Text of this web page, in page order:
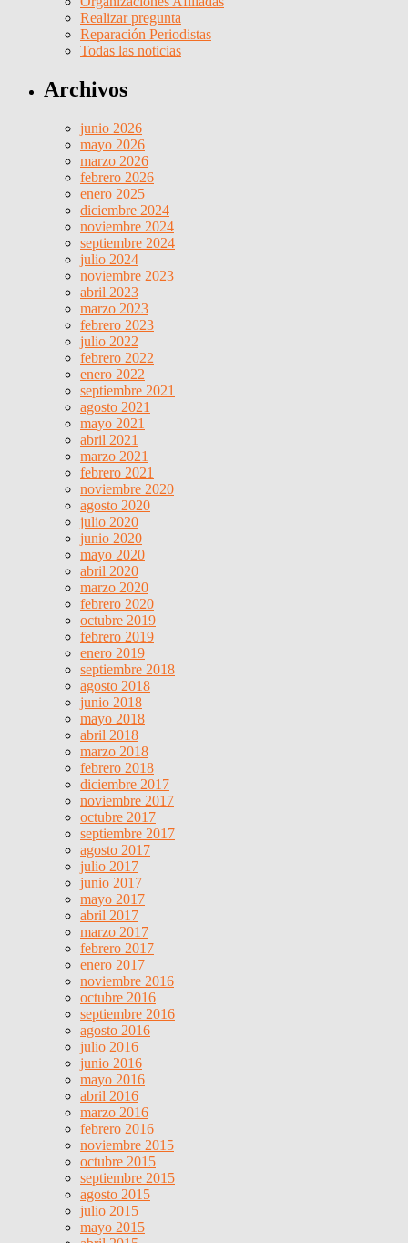
Realizar pregunta
Reparación Periodistas
Todas las noticias
Archivos
junio 2026
mayo 2026
marzo 2026
febrero 2026
enero 2025
diciembre 2024
noviembre 2024
septiembre 2024
julio 2024
noviembre 2023
abril 2023
marzo 2023
febrero 2023
julio 2022
febrero 2022
enero 2022
septiembre 2021
agosto 2021
mayo 2021
abril 2021
marzo 2021
febrero 2021
noviembre 2020
agosto 2020
julio 2020
junio 2020
mayo 2020
abril 2020
marzo 2020
febrero 2020
octubre 2019
febrero 2019
enero 2019
septiembre 2018
agosto 2018
junio 2018
mayo 2018
abril 2018
marzo 2018
febrero 2018
diciembre 2017
noviembre 2017
octubre 2017
septiembre 2017
agosto 2017
julio 2017
junio 2017
mayo 2017
abril 2017
marzo 2017
febrero 2017
enero 2017
noviembre 2016
octubre 2016
septiembre 2016
agosto 2016
julio 2016
junio 2016
mayo 2016
abril 2016
marzo 2016
febrero 2016
noviembre 2015
octubre 2015
septiembre 2015
agosto 2015
julio 2015
mayo 2015